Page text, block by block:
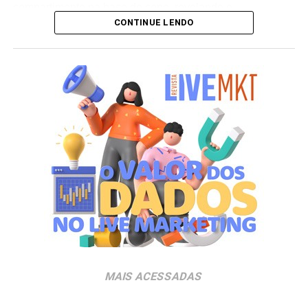
personagem surpresa apenas no momento da abertura
criação de experiências afetivas para diferentes
gerações. Com o Copo Surpresa, queremos trazer um
novo momento de interação com a marca, adicionando
um elemento de surpresa que torna cada visita ao Bob’s
ainda mais divertida”, aponta Renata Brigatti Lange,
diretora de marketing do Bob’s.
A campanha possui abrangência nacional e estará
disponível por tempo limitado em todos os restaurantes
da rede até 31 de agosto de 2026, ou enquanto durarem
os estoques nas unidades.
CONTINUE LENDO
MAIS ACESSADAS